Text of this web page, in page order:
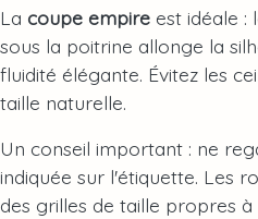
La coupe empire est idéale :
sous la poitrine allonge la
fluidité élégante. Évitez les
taille naturelle.
Un conseil important : ne
indiquée sur l'étiquette. Les
des grilles de taille propres à